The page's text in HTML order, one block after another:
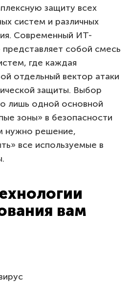
защиту всех
систем и различных
Современный ИТ-
собой смесь
где каждая
отдельный вектор атаки
защиты. Выбор
лишь одной основной
зоны» в безопасности
нужно решение,
все используемые в
вам